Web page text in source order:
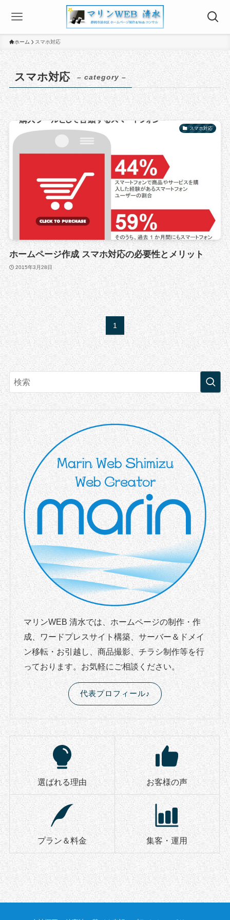
ホーム スマホ対応
スマホ対応 – category –
スマホ対応
ホームページ作成 スマホ対応の必要性とメリット
2015年3月28日
1
マリンWEB 清水では、ホームページの制作・作
成、ワードプレスサイト構築、サーバー＆ドメイ
ン移転・お引越し、商品撮影、チラシ制作等を行
っております。お気軽にご相談ください。
代表プロフィール♪
選ばれる理由 お客様の声
プラン＆料金 集客・運用